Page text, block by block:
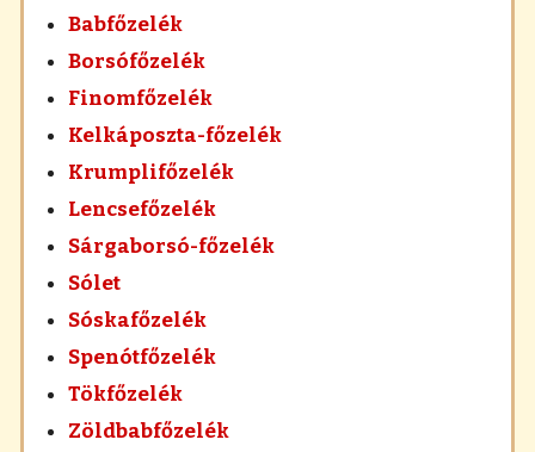
Babfőzelék
Borsófőzelék
Finomfőzelék
Kelkáposzta-főzelék
Krumplifőzelék
Lencsefőzelék
Sárgaborsó-főzelék
Sólet
Sóskafőzelék
Spenótfőzelék
Tökfőzelék
Zöldbabfőzelék